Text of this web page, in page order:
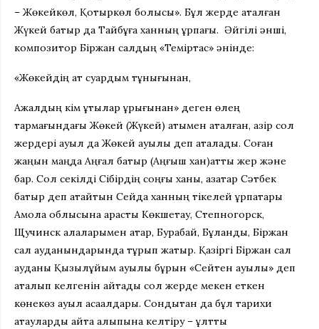
– Жөкейкөл, Қотыркөл болысы». Бұл жерде аталған
Жүкей батыр да Тайбұға ханның ұрпағы. Әйгілі әнші,
композитор Біржан салдың «Теміртас» әнінде:
«Жөкейдің ат суардым тұнығынан,
Ажалдың кім құтылар құрығынан» деген өлең
тармағындағы Жөкей (Жүкей) атымен аталған, қазір сол
жердері ауыл да Жөкей ауылы деп аталады. Соған
жаңын маңда Аңғал батыр (Аңғыш хан)атты жер және
бар. Сол секілді Сібірдің соңғы ханы, қазақтар Сәтбек
батыр деп атайтын Сейдақ ханның тікелей ұрпақтары
Ақмола облысына қарасты Көкшетау, Степногорск,
Щучинск қалаларымен қатар, Бурабай, Бұланды, Біржан
сал ауданындарында тұрып жатыр. Қазіргі Біржан сал
ауданы Қызылұйым ауылы бұрын «Сейтен ауылы» деп
аталып келгенін айтады сол жерде мекен еткен
көнекөз ауыл ақсақалдары. Сондықтан да бұл тарихи
атауларды қайта қалыпына келтіру – ұлттық